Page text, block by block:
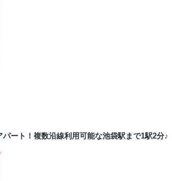
ート！複数沿線利用可能な池袋駅まで1駅2分♪